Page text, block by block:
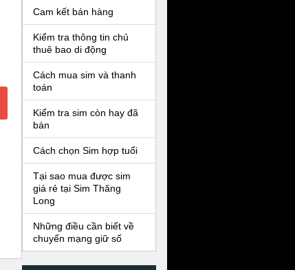
Cam kết bán hàng
Kiểm tra thông tin chủ
thuê bao di động
Cách mua sim và thanh
toán
Kiểm tra sim còn hay đã
bán
Cách chọn Sim hợp tuổi
Tại sao mua được sim
giá rẻ tại Sim Thăng
Long
Những điều cần biết về
chuyển mạng giữ số